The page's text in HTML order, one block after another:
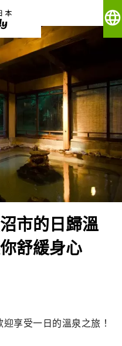
language
市的日歸溫
舒緩身心
享受一日的溫泉之旅！